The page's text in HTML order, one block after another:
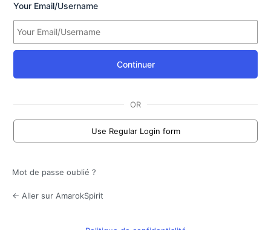
Your Email/Username
Continuer
OR
Use Regular Login form
Mot de passe oublié ?
← Aller sur AmarokSpirit